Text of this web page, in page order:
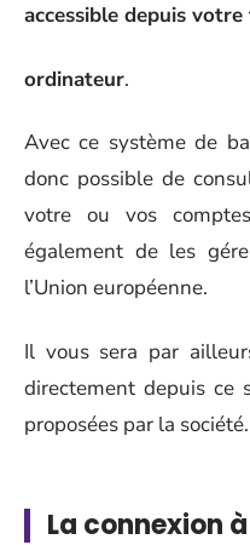
accessible depuis
ordinateur.
Avec ce système de
donc possible de
votre ou vos
également de les
l’Union européenne.
Il vous sera par
directement depuis ce
proposées par la société.
La connexion